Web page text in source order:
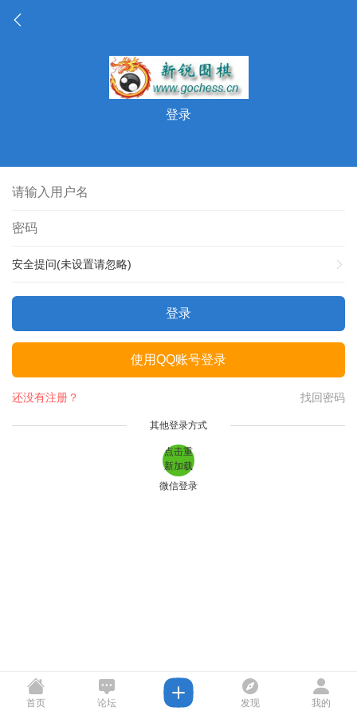
登录
安全提问(未设置请忽略)
登录
使用QQ账号登录
找回密码
还没有注册？
其他登录方式
点击重
新加载
微信登录
首页 论坛 发现 我的